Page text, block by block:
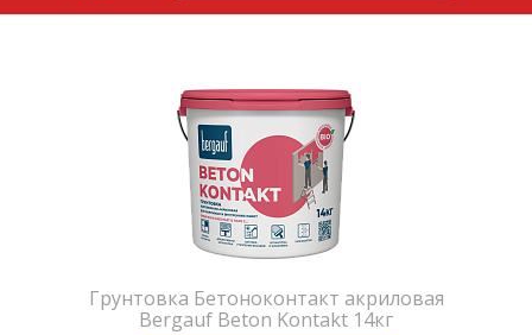
Грунтовка Бетоноконтакт акриловая
Bergauf Beton Kontakt 14кг